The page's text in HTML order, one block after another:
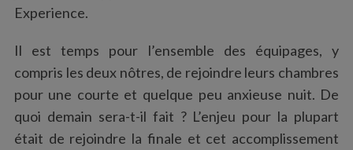
Experience.
Il est temps pour l’ensemble des équipages, y
compris les deux nôtres, de rejoindre leurs chambres
pour une courte et quelque peu anxieuse nuit. De
quoi demain sera-t-il fait ? L’enjeu pour la plupart
était de rejoindre la finale et cet accomplissement